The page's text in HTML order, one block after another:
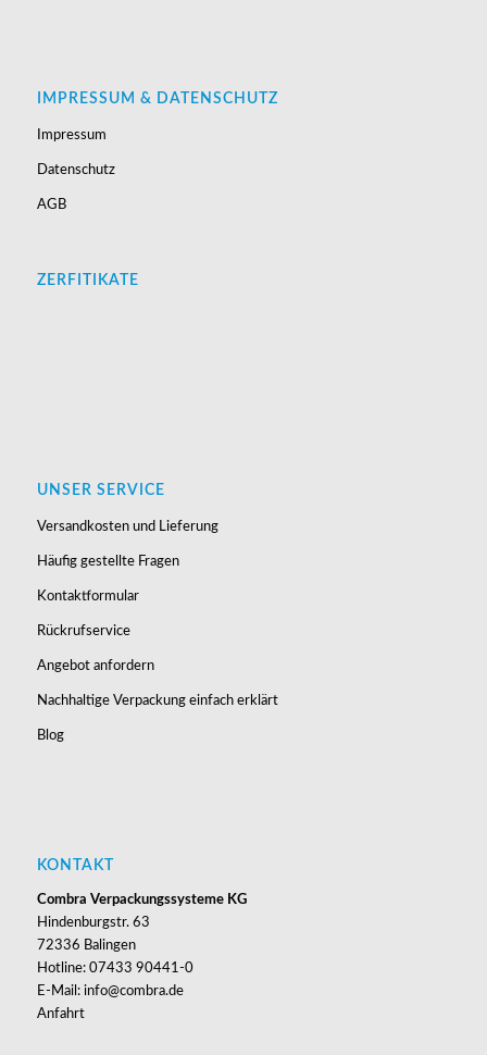
IMPRESSUM & DATENSCHUTZ
Impressum
Datenschutz
AGB
ZERFITIKATE
UNSER SERVICE
Versandkosten und Lieferung
Häufig gestellte Fragen
Kontaktformular
Rückrufservice
Angebot anfordern
Nachhaltige Verpackung einfach erklärt
Blog
KONTAKT
Combra Verpackungssysteme KG
Hindenburgstr. 63
72336 Balingen
Hotline: 07433 90441-0
E-Mail: info@combra.de
Anfahrt